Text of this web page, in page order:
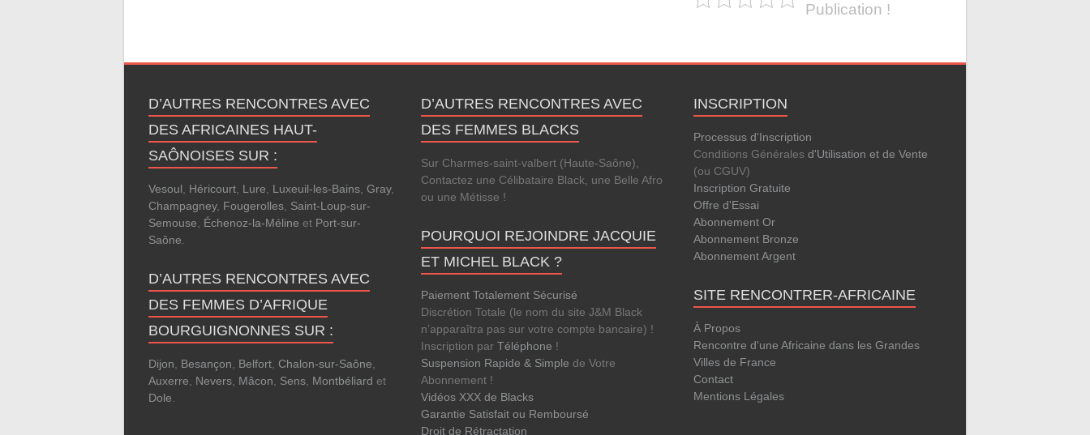
Publication !
D’AUTRES RENCONTRES AVEC
DES AFRICAINES HAUT-
SAÔNOISES SUR :
Vesoul Héricourt Lure Luxeuil-les-Bains Gray,
Champagney, Fougerolles Saint-Loup-sur-
Semouse
Échenoz-la-Méline et Port-sur-
Saône
D’AUTRES RENCONTRES AVEC
DES FEMMES D’AFRIQUE
BOURGUIGNONNES SUR :
Dijon Besançon Belfort Chalon-sur-Saône
Auxerre
Nevers Mâcon Sens Montbéliard et
Dole
D’AUTRES RENCONTRES AVEC
DES FEMMES BLACKS
Sur Charmes-saint-valbert (Haute-Saône),
Contactez une Célibataire Black, une Belle Afro
ou une Métisse !
POURQUOI REJOINDRE JACQUIE
ET MICHEL BLACK ?
Paiement Totalement Sécurisé
Discrétion Totale (le nom du site J&M Black
n’apparaîtra pas sur votre compte bancaire) !
Inscription par Téléphone !
Suspension Rapide & Simple de Votre
Abonnement !
Vidéos XXX de Blacks
Garantie Satisfait ou Remboursé
Droit de Rétractation
INSCRIPTION
Processus d'Inscription
Conditions Générales d'Utilisation et de Vente
(ou CGUV)
Inscription Gratuite
Offre d'Essai
Abonnement Or
Abonnement Bronze
Abonnement Argent
SITE RENCONTRER-AFRICAINE
À Propos
Rencontre d'une Africaine dans les Grandes
Villes de France
Contact
Mentions Légales